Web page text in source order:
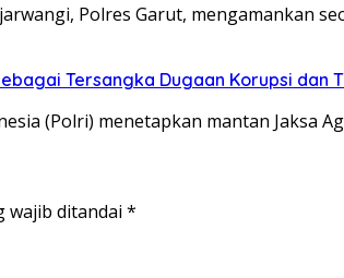
Polres Garut, mengamankan
Tersangka Dugaan Korupsi dan
(Polri) menetapkan mantan Jaksa
wajib ditandai *